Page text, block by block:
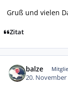
Gruß und vielen
Zitat
balze
20. November